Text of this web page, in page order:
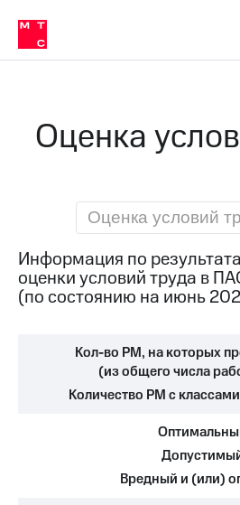
Медиа-центр
и акционерам
Устойчивое развитие
Комплаенс и деловая этика
компании
в МТС
Руководство
Правовая
информация
Пресс-
релизы
о технологиях
Достижения
Пресс-
МТС
о технологиях
Оценка
Оценка условий
Информация по
оценки условий труда в
(по состоянию на июнь
Кол-во РМ, на которых
(из общего числа
Количество РМ с
Вредный и (или)